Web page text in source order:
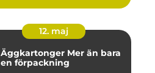
12. maj
Äggkartonger Mer än bara
en förpackning